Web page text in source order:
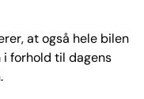
at også hele bilen
forhold til dagens